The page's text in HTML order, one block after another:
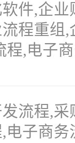
件,企
程重组
程,电子
流程,
电子商